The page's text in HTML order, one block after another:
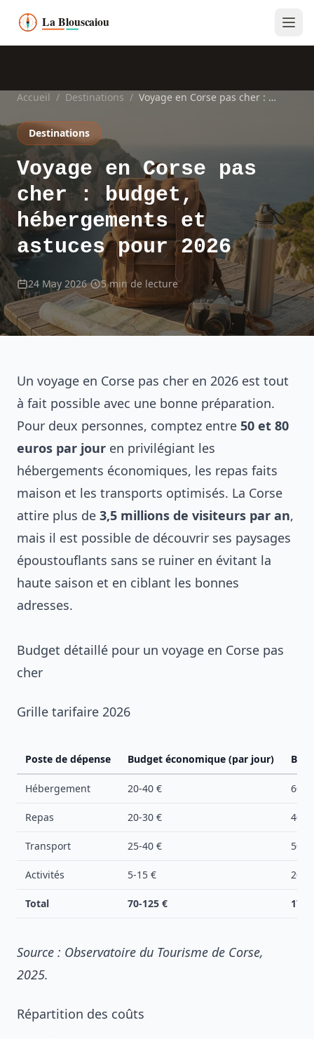
Accueil / Destinations / Voyage en Corse pas cher : budget, hébergements et astuces pour 2026
Destinations
Voyage en Corse pas
cher : budget,
hébergements et
astuces pour 2026
24 May 2026 5 min de lecture
Un voyage en Corse pas cher en 2026 est tout
à fait possible avec une bonne préparation.
Pour deux personnes, comptez entre 50 et 80
euros par jour en privilégiant les
hébergements économiques, les repas faits
maison et les transports optimisés. La Corse
attire plus de 3,5 millions de visiteurs par an,
mais il est possible de découvrir ses paysages
époustouflants sans se ruiner en évitant la
haute saison et en ciblant les bonnes
adresses.
Budget détaillé pour un voyage en Corse pas
cher
Grille tarifaire 2026
Poste de dépense Budget économique (par jour)
Hébergement 20-40 € 60-
Repas 20-30 € 40-
Transport 25-40 € 50-
Activités 5-15 € 20-
Total 70-125 € 170-
Source : Observatoire du Tourisme de Corse,
2025.
Répartition des coûts